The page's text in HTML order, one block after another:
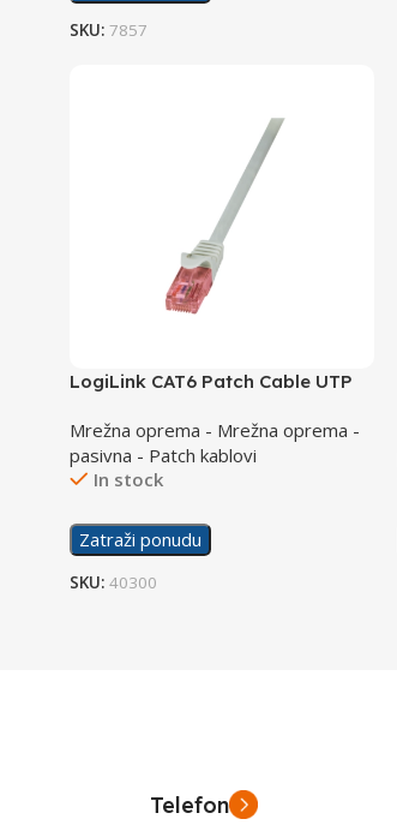
SKU: 7857
LogiLink CAT6 Patch Cable UTP
Mrežna oprema - Mrežna oprema -
pasivna - Patch kablovi
In stock
Zatraži ponudu
SKU: 40300
Telefon